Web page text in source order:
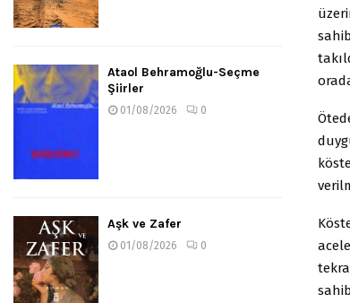
Ataol Behramoğlu-Seçme
Şiirler
01/08/2026 0
Aşk ve Zafer
01/08/2026 0